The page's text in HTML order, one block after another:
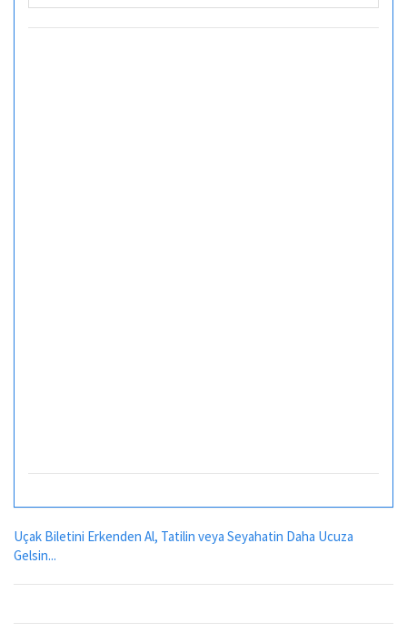
Uçak Biletini Erkenden Al, Tatilin veya Seyahatin Daha Ucuza
Gelsin...